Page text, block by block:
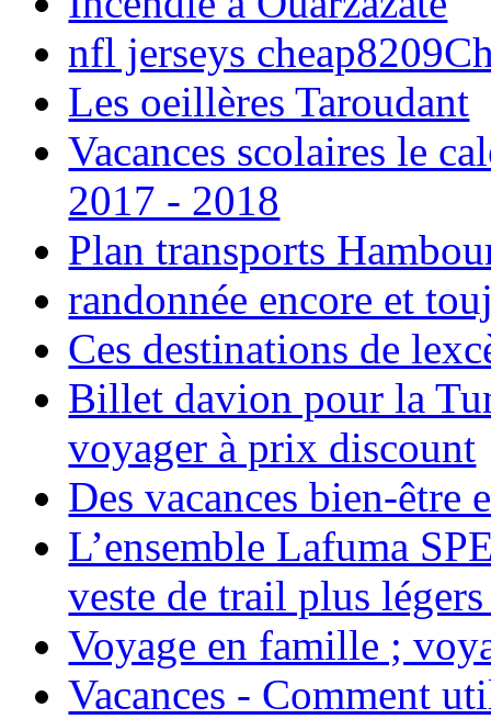
nfl jerseys
Les oeillères Taroudant
Vacances scolaires le
2017 - 2018
Plan transports
randonnée encore et
Ces destinations de
Billet davion pour la
voyager à prix discount
Des vacances bien-être
L’ensemble Lafuma
veste de trail plus
Voyage en famille ;
Vacances - Comment